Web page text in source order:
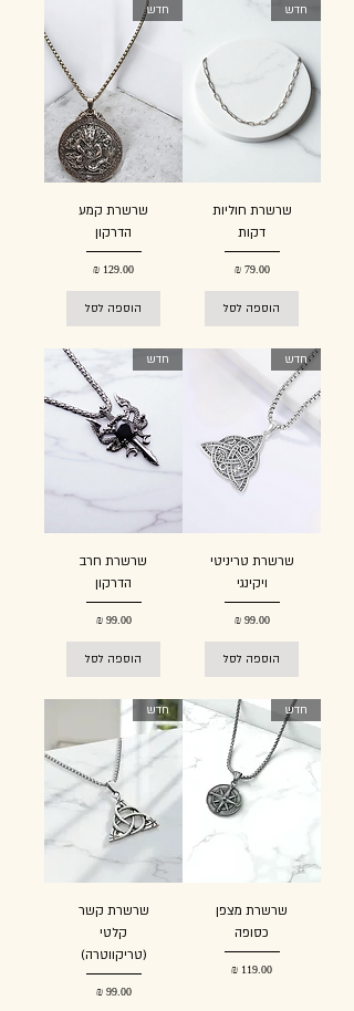
חדש
שרשרת חוליות
דקות
מחיר‏79.00 ‏₪
הוספה לסל
חדש
שרשרת קמע
הדרקון
מחיר
הוספה לסל
חדש
שרשרת טריניטי
ויקינגי
מחיר‏99.00 ‏₪
הוספה לסל
חדש
שרשרת חרב
הדרקון
מחיר‏99.00 ‏₪
הוספה לסל
חדש
שרשרת מצפן
כסופה
מחיר
חדש
שרשרת קשר
קלטי
(טריקווטרה)
מחיר‏99.00 ‏₪